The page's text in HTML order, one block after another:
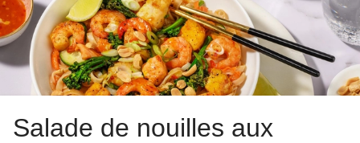
Salade de nouilles aux